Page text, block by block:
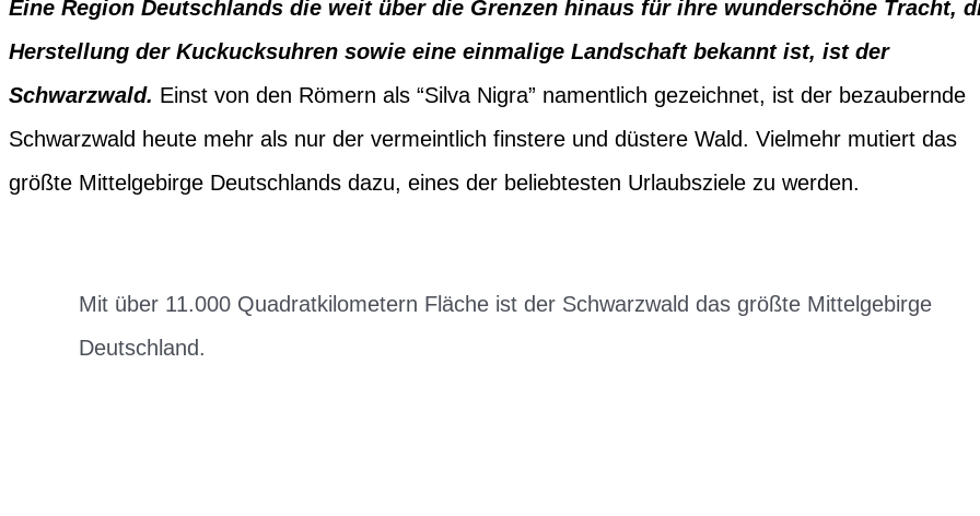
Eine Region Deutschlands die weit über die Grenzen hinaus für ihre wunderschöne Tracht,
Herstellung der Kuckucksuhren sowie eine einmalige Landschaft bekannt ist, ist der
Schwarzwald. Einst von den Römern als “Silva Nigra” namentlich gezeichnet, ist der bezaubernde
Schwarzwald heute mehr als nur der vermeintlich finstere und düstere Wald. Vielmehr mutiert das
größte Mittelgebirge Deutschlands dazu, eines der beliebtesten Urlaubsziele zu werden.
Mit über 11.000 Quadratkilometern Fläche ist der Schwarzwald das größte Mittelgebirge
Deutschland.